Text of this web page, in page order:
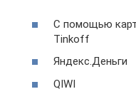
С помощью
Tinkoff
Яндекс.Деньги
QIWI